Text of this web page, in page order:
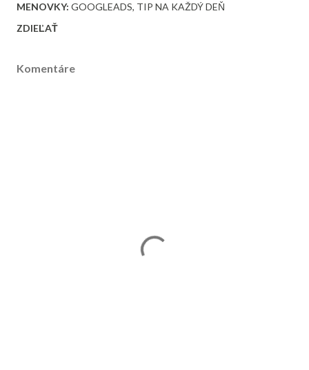
MENOVKY: GOOGLEADS TIP NA KAŽDÝ DEŇ
ZDIEĽAŤ
Komentáre